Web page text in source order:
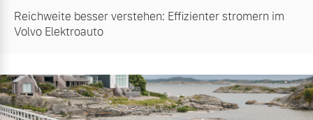
Reichweite besser verstehen: Effizienter stromern im
Volvo Elektroauto